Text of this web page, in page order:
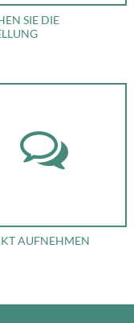
SIE DIE
AUFNEHMEN